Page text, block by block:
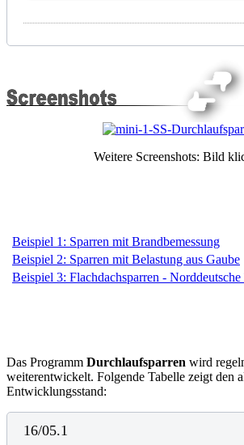
Weitere Screenshots: Bild
Beispiel 1: Sparren mit Brandbemessung
Beispiel 2: Sparren mit Belastung aus Gaube
Beispiel 3: Flachdachsparren - Norddeutsche
Das Programm Durchlaufsparren wird
weiterentwickelt. Folgende Tabelle zeigt den
Entwicklungsstand:
16/05.1